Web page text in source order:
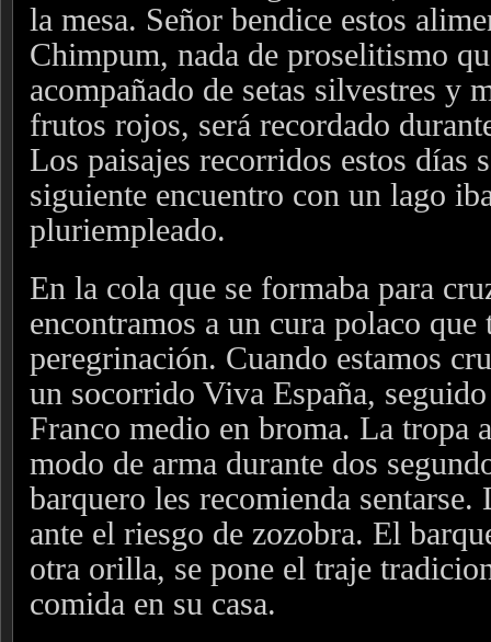
la mesa. Señor bendice estos
Chimpum, nada de proselitismo
acompañado de setas silvestres y
frutos rojos, será recordado
Los paisajes recorridos estos días
siguiente encuentro con un lago
pluriempleado.
En la cola que se formaba para
encontramos a un cura polaco que
peregrinación. Cuando estamos
un socorrido Viva España,
Franco medio en broma. La tropa
modo de arma durante dos
barquero les recomienda sentarse.
ante el riesgo de zozobra. El
otra orilla, se pone el traje
comida en su casa.